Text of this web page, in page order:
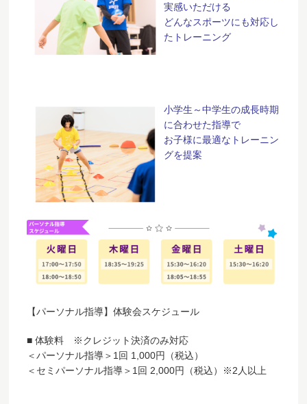
実感いただける
どんなスポーツにも対応し
たトレーニング
小学生～中学生の成長時期
に合わせた指導で
お子様に最適なトレーニン
グを提案
【パーソナル指導】体験会スケジュール
■ 体験料 ※クレジット決済のみ対応
＜パーソナル指導＞1回 1,000円（税込）
＜セミパーソナル指導＞1回 2,000円（税込）※2人以上